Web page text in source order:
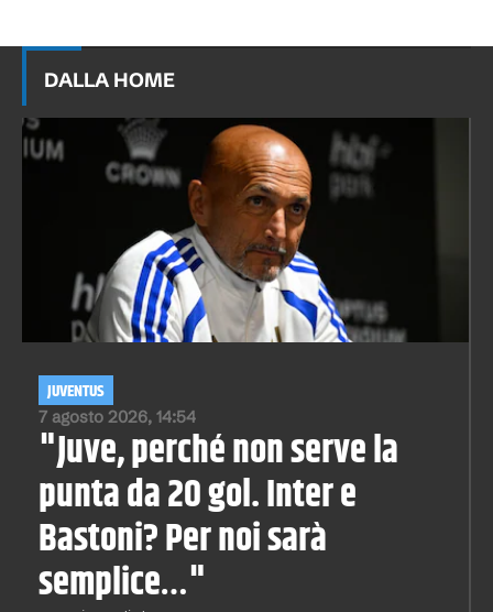
DALLA HOME
7 agosto 2026, 14:54
JUVENTUS
"Juve, perché non serve la
punta da 20 gol. Inter e
Bastoni? Per noi sarà
semplice…"